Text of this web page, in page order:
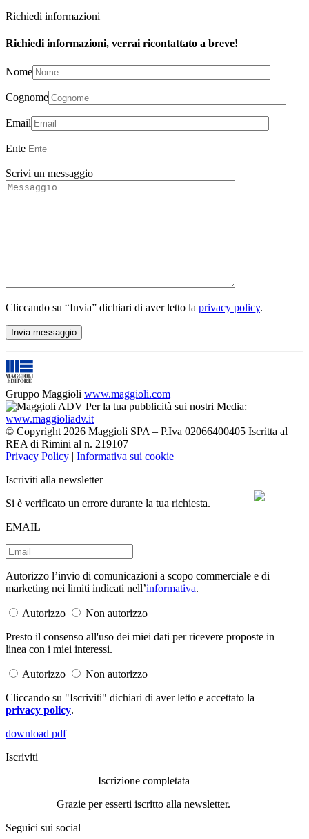
Richiedi informazioni
Richiedi informazioni, verrai ricontattato a breve!
Nome
Cognome
Email
Ente
Scrivi un messaggio
Cliccando su “Invia” dichiari di aver letto la privacy policy.
Gruppo Maggioli www.maggioli.com
Per la tua pubblicità sui nostri Media:
www.maggioliadv.it
© Copyright 2026 Maggioli SPA – P.Iva 02066400405 Iscritta al
REA di Rimini al n. 219107
Privacy Policy | Informativa sui cookie
Iscriviti alla newsletter
Si è verificato un errore durante la tua richiesta.
EMAIL
Autorizzo l’invio di comunicazioni a scopo commerciale e di
marketing nei limiti indicati nell’informativa.
Autorizzo
Non autorizzo
Presto il consenso all'uso dei miei dati per ricevere proposte in
linea con i miei interessi.
Autorizzo
Non autorizzo
Cliccando su "Iscriviti" dichiari di aver letto e accettato la
privacy policy.
download pdf
Iscriviti
Iscrizione completata
Grazie per esserti iscritto alla newsletter.
Seguici sui social